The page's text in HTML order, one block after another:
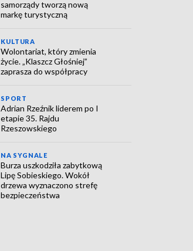
samorządy tworzą nową
markę turystyczną
KULTURA
Wolontariat, który zmienia
życie. „Klaszcz Głośniej”
zaprasza do współpracy
SPORT
Adrian Rzeźnik liderem po I
etapie 35. Rajdu
Rzeszowskiego
NA SYGNALE
Burza uszkodziła zabytkową
Lipę Sobieskiego. Wokół
drzewa wyznaczono strefę
bezpieczeństwa